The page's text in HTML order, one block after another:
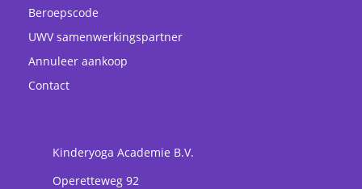
Beroepscode
UWV samenwerkingspartner
Annuleer aankoop
Contact
Kinderyoga Academie B.V.
Operetteweg 92